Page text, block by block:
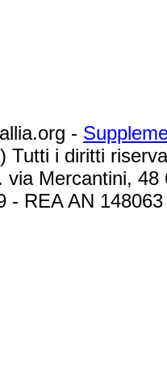
-
Tutti i diritti
via Mercantini,
- REA AN